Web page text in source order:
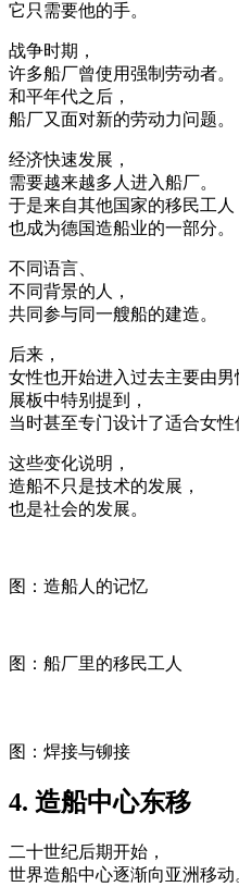
它只需要他的手。
战争时期，
许多船厂曾使用强制劳动者。
和平年代之后，
船厂又面对新的劳动力问题。
经济快速发展，
需要越来越多人进入船厂。
于是来自其他国家的移民工人
也成为德国造船业的一部分。
不同语言、
不同背景的人，
共同参与同一艘船的建造。
后来，
女性也开始进入过去主要由男
展板中特别提到，
当时甚至专门设计了适合女性
这些变化说明，
造船不只是技术的发展，
也是社会的发展。
图：造船人的记忆
图：船厂里的移民工人
图：焊接与铆接
4. 造船中心东移
二十世纪后期开始，
世界造船中心逐渐向亚洲移动